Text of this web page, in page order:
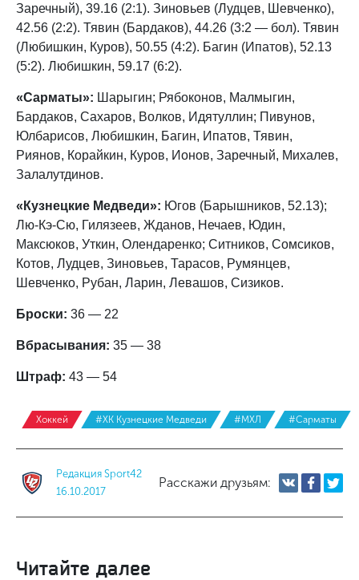
Заречный), 39.16 (2:1). Зиновьев (Лудцев, Шевченко),
42.56 (2:2). Тявин (Бардаков), 44.26 (3:2 — бол). Тявин
(Любишкин, Куров), 50.55 (4:2). Багин (Ипатов), 52.13
(5:2). Любишкин, 59.17 (6:2).
«Сарматы»: Шарыгин; Рябоконов, Малмыгин,
Бардаков, Сахаров, Волков, Идятуллин; Пивунов,
Юлбарисов, Любишкин, Багин, Ипатов, Тявин,
Риянов, Корайкин, Куров, Ионов, Заречный, Михалев,
Залалутдинов.
«Кузнецкие Медведи»: Югов (Барышников, 52.13);
Лю-Кэ-Сю, Гилязеев, Жданов, Нечаев, Юдин,
Максюков, Уткин, Олендаренко; Ситников, Сомсиков,
Котов, Лудцев, Зиновьев, Тарасов, Румянцев,
Шевченко, Рубан, Ларин, Левашов, Сизиков.
Броски: 36 — 22
Вбрасывания: 35 — 38
Штраф: 43 — 54
Хоккей #ХК Кузнецкие Медведи #МХЛ #Сарматы
Редакция Sport42
16.10.2017
Расскажи друзьям:
Читайте далее